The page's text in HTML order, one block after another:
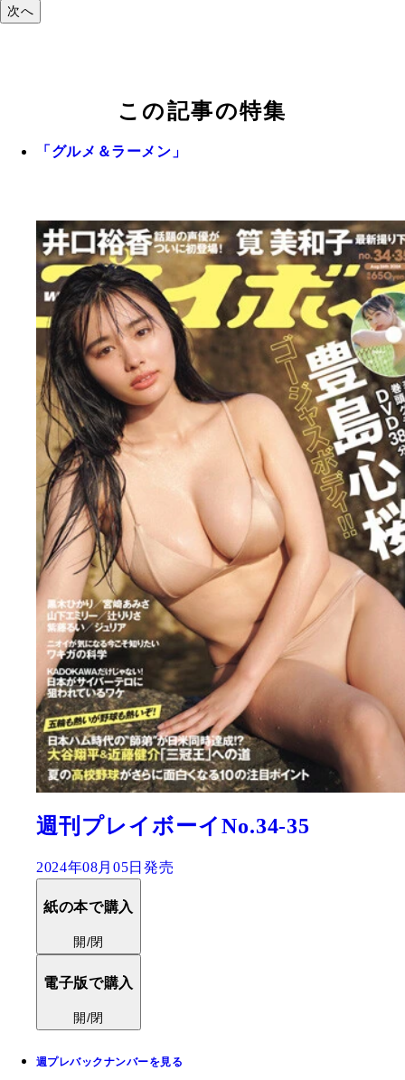
次へ
この記事の特集
「グルメ＆ラーメン」
週刊プレイボーイNo.34-35
2024年08月05日発売
紙の本で購入
開/閉
電子版で購入
開/閉
週プレバックナンバーを見る